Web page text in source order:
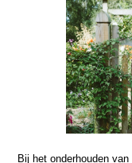
Bij het onderhouden